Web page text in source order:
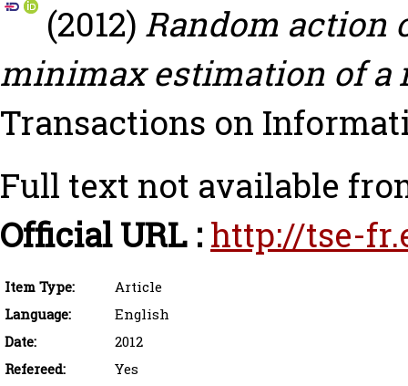
(2012) Random action
minimax estimation of a
Transactions on
Full text not available
Official URL : http://tse-
Item Type:
Article
Language:
English
Date:
2012
Refereed:
Yes